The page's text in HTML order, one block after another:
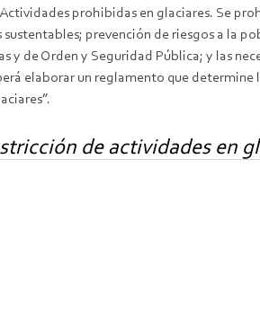
prohibidas en glaciares. Se
prevención de riesgos a la
de Orden y Seguridad Pública; y las
elaborar un reglamento que
de actividades en